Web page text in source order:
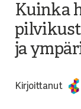
Kuinka
ja
Kirjoittanut